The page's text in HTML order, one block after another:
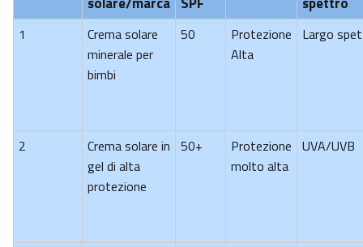
1
Crema solare
minerale per
bimbi
50
Protezione
Alta
Largo
2
Crema solare in
gel di alta
protezione
50+
Protezione
molto alta
UVA/UVB